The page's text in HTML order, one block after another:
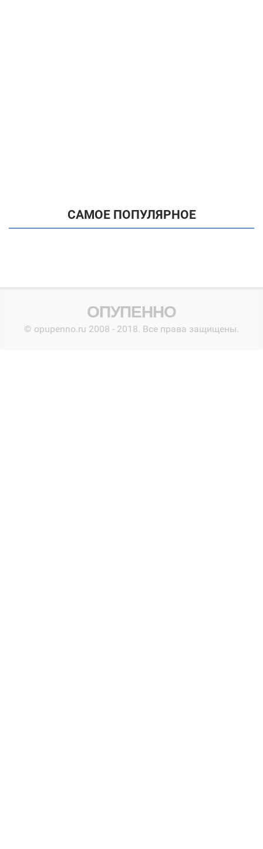
САМОЕ ПОПУЛЯРНОЕ
ОПУПЕННО
© opupenno.ru 2008 - 2018. Все права защищены.